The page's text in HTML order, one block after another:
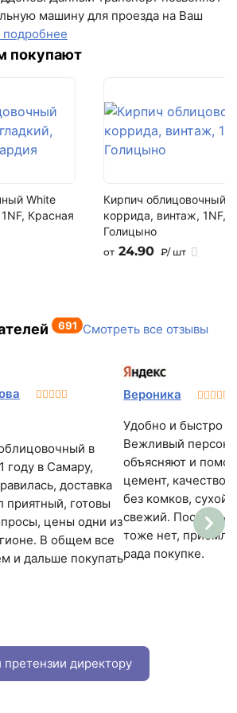
нанесения
машину для проезда на Ваш
подробнее
покупают
White
Красная
Кирпич облицовочный
коррида, винтаж, 1NF,
Голицыно
от 24.90 ₽/ шт
691 Смотреть все отзывы
в
году в Самару,
доставка
приятный, готовы
цены одни из
В общем все
и дальше покупать
Вероника
Удобно и быстро
Вежливый
объясняют и
цемент, качество
без комков, сухой,
свежий. После
тоже нет,
рада покупке.
директору